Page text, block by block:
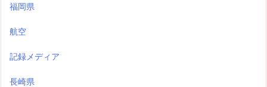
福岡県
航空
記録メディア
長崎県